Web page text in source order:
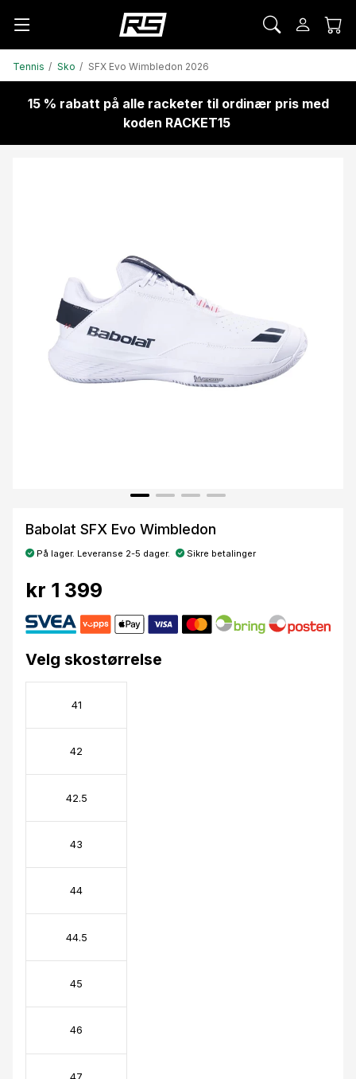
Tennis Sko SFX Evo Wimbledon 2026
15 % rabatt på alle racketer til ordinær pris med
koden RACKET15
Babolat SFX Evo Wimbledon
På lager. Leveranse 2-5 dager. Sikre betalinger
kr 1 399
Velg skostørrelse
41
42
42.5
43
44
44.5
45
46